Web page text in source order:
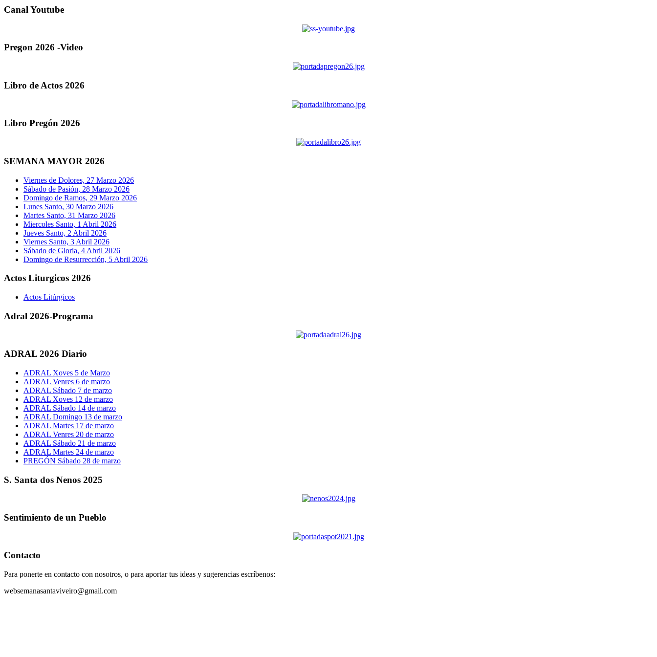
Canal Youtube
Pregon 2026 -Video
Libro de Actos 2026
Libro Pregón 2026
SEMANA MAYOR 2026
Viernes de Dolores, 27 Marzo 2026
Sábado de Pasión, 28 Marzo 2026
Domingo de Ramos, 29 Marzo 2026
Lunes Santo, 30 Marzo 2026
Martes Santo, 31 Marzo 2026
Miercoles Santo, 1 Abril 2026
Jueves Santo, 2 Abril 2026
Viernes Santo, 3 Abril 2026
Sábado de Gloria, 4 Abril 2026
Domingo de Resurrección, 5 Abril 2026
Actos Liturgicos 2026
Actos Litúrgicos
Adral 2026-Programa
ADRAL 2026 Diario
ADRAL Xoves 5 de Marzo
ADRAL Venres 6 de marzo
ADRAL Sábado 7 de marzo
ADRAL Xoves 12 de marzo
ADRAL Sábado 14 de marzo
ADRAL Domingo 13 de marzo
ADRAL Martes 17 de marzo
ADRAL Venres 20 de marzo
ADRAL Sábado 21 de marzo
ADRAL Martes 24 de marzo
PREGÓN Sábado 28 de marzo
S. Santa dos Nenos 2025
Sentimiento de un Pueblo
Contacto
Para ponerte en contacto con nosotros, o para aportar tus ideas y sugerencias escríbenos:
websemanasantaviveiro@gmail.com